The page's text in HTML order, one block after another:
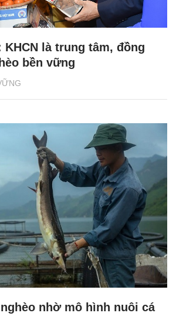
KHCN là trung tâm, đồng
bền vững
nhờ mô hình nuôi cá